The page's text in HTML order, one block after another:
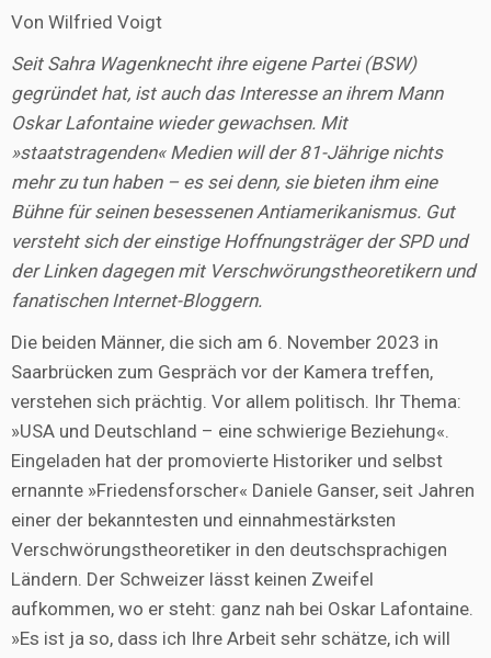
Von Wilfried Voigt
Seit Sahra Wagenknecht ihre eigene Partei (BSW)
gegründet hat, ist auch das Interesse an ihrem Mann
Oskar Lafontaine wieder gewachsen. Mit
»staatstragenden« Medien will der 81-Jährige nichts
mehr zu tun haben – es sei denn, sie bieten ihm eine
Bühne für seinen besessenen Antiamerikanismus. Gut
versteht sich der einstige Hoffnungsträger der SPD und
der Linken dagegen mit Verschwörungstheoretikern und
fanatischen Internet-Bloggern.
Die beiden Männer, die sich am 6. November 2023 in
Saarbrücken zum Gespräch vor der Kamera treffen,
verstehen sich prächtig. Vor allem politisch. Ihr Thema:
»USA und Deutschland – eine schwierige Beziehung«.
Eingeladen hat der promovierte Historiker und selbst
ernannte »Friedensforscher« Daniele Ganser, seit Jahren
einer der bekanntesten und einnahmestärksten
Verschwörungstheoretiker in den deutschsprachigen
Ländern. Der Schweizer lässt keinen Zweifel
aufkommen, wo er steht: ganz nah bei Oskar Lafontaine.
»Es ist ja so, dass ich Ihre Arbeit sehr schätze, ich will